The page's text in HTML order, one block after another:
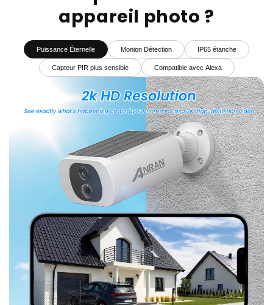
appareil photo ?
Puissance Éternelle Monion Détection IP65 étanche
Capteur PIR plus sensible Compatible avec Alexa